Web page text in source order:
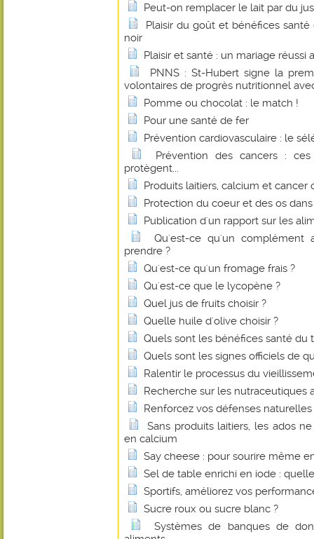
Peut-on remplacer le lait par du
Plaisir du goût et bénéfices
noir
Plaisir et santé : un mariage réussi
PNNS : St-Hubert signe la
volontaires de progrès nutritionnel
Pomme ou chocolat : le match !
Pour une santé de fer
Prévention cardiovasculaire : le
Prévention des cancers :
protègent...
Produits laitiers, calcium et cancer
Protection du coeur et des os
Publication d'un rapport sur les
Qu'est-ce qu'un complément
prendre ?
Qu'est-ce qu'un fromage frais ?
Qu'est-ce que le lycopène ?
Quel jus de fruits choisir ?
Quelle huile d'olive choisir ?
Quels sont les bénéfices santé du
Quels sont les signes officiels de
Ralentir le processus du
Recherche sur les nutraceutiques
Renforcez vos défenses naturelles
Sans produits laitiers, les ados
en calcium
Say cheese : pour sourire même
Sel de table enrichi en iode :
Sportifs, améliorez vos
Sucre roux ou sucre blanc ?
Systèmes de banques de